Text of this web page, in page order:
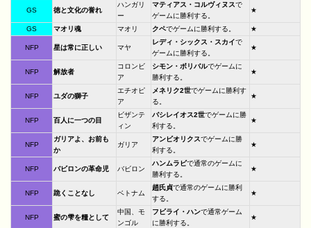
GS 徳と文化の誉れ
ハンガリ
ー
マティアス・コルヴィヌスで
ゲームに勝利する。
★
GS マオリ魂 マオリ クペでゲームに勝利する。 ★
NFP 星は常に正しい マヤ
レディ・シックス・スカイで
ゲームに勝利する。
★
NFP 解放者
コロンビ
ア
シモン・ボリバルでゲームに
勝利する。
★
NFP ユダの獅子
エチオピ
ア
メネリク2世でゲームに勝利す
る。
★
NFP 百人に一つの目
ビザンテ
ィン
バシレイオス2世でゲームに勝
利する。
★
NFP
ガリアよ、お前も
か
ガリア
アンビオリクスでゲームに勝
利する。
★
NFP バビロンの革命児 バビロン
ハンムラビで通常のゲームに
勝利する。
★
NFP 跪くことなし ベトナム
趙氏貞で通常のゲームに勝利
する。
★
NFP 蜜の雫を糧として
中国、モ
ンゴル
フビライ・ハンで通常ゲーム
に勝利する。
★